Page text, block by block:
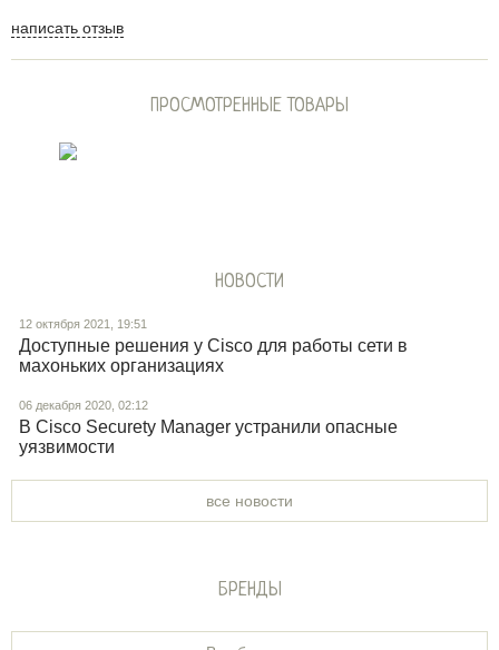
написать отзыв
ПРОСМОТРЕННЫЕ ТОВАРЫ
НОВОСТИ
12 октября 2021, 19:51
Доступные решения у Cisco для работы сети в
махоньких организациях
06 декабря 2020, 02:12
В Cisco Securety Manager устранили опасные
уязвимости
все новости
БРЕНДЫ